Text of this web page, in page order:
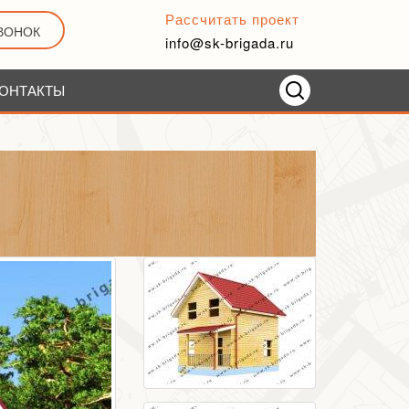
Рассчитать проект
info@sk-brigada.ru